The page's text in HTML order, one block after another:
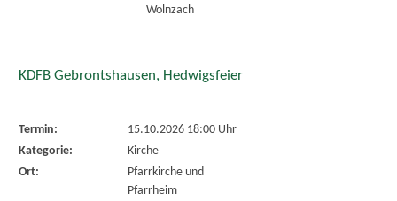
Wolnzach
KDFB Gebrontshausen, Hedwigsfeier
Termin:
15.10.2026 18:00 Uhr
Kategorie:
Kirche
Ort:
Pfarrkirche und
Pfarrheim